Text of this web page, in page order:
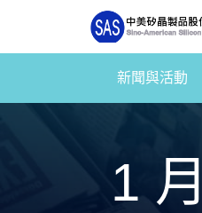
新聞與活動
1